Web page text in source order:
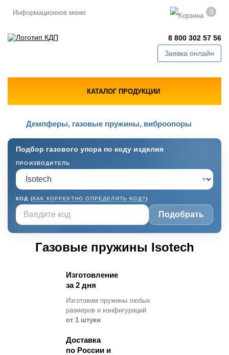
Информационное меню 0
8 800 302 57 56
Заявка онлайн
КАТАЛОГ ПРОДУКЦИИ
Демпферы, газовые пружины, виброопоры
Подбор газового упора по коду изделия
ПРОИЗВОДИТЕЛЬ
▾
КОД (КАК КОРРЕКТНО ОПРЕДЕЛИТЬ КОД?)
Подобрать
Газовые пружины Isotech
Изготовление
за 2 дня
Изготовим пружины любых
размеров и конфигураций
от 1 штуки
Доставка
по России и